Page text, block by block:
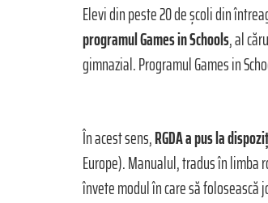
Elevi din peste 20 de școli din
programul Games in Schools, al
gimnazial. Programul Games in
În acest sens,RGDA a pus la dispozi
Europe). Manualul, tradus în limba
învete modul în care să